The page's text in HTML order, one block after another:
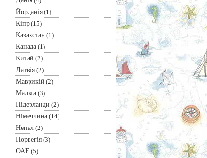
Йорданія(1)
Кіпр(15)
Казахстан (1)
Канада(1)
Китай (2)
Латвія(2)
Маврикій (2)
Мальта(3)
Нідерланди (2)
Німеччина(14)
Непал(2)
Норвегія(3)
ОАЕ (5)